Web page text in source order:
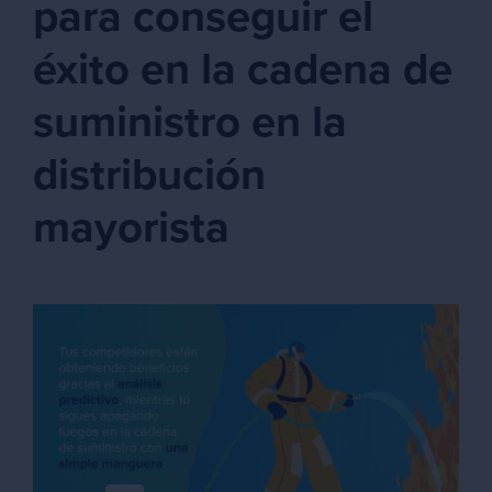
para conseguir el
éxito en la cadena de
suministro en la
distribución
mayorista